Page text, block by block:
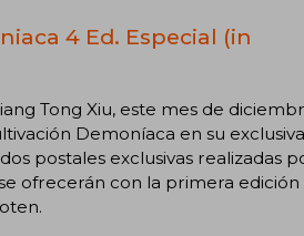
4 Ed. Especial (in
Tong Xiu, este mes de
Demoníaca en su exclusiva
postales exclusivas realizadas
ofrecerán con la primera edición